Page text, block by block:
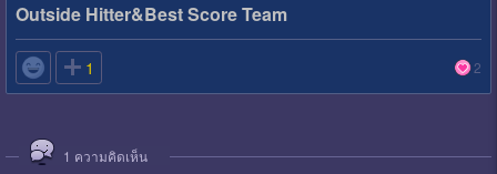
Outside Hitter&Best Score Team
 1 2
1 ความคิดเห็น